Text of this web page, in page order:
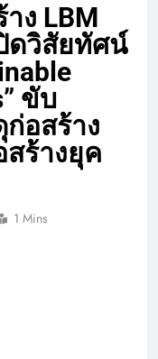
ง LBM
ดวิสัยทัศน์
ขับ
อสร้าง
ร้างยุค
1 Mins